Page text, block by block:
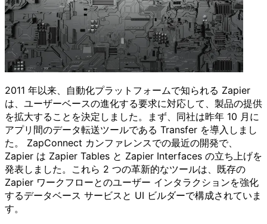
2011 年以来、自動化プラットフォームで知られる Zapier
は、ユーザーベースの進化する要求に対応して、製品の提供
を拡大することを決定しました。まず、同社は昨年 10 月に
アプリ間のデータ転送ツールである Transfer を導入しまし
た。 ZapConnect カンファレンスでの最近の開発で、
Zapier は Zapier Tables と Zapier Interfaces の立ち上げを
発表しました。これら 2 つの革新的なツールは、既存の
Zapier ワークフローとのユーザー インタラクションを強化
するデータベース サービスと UI ビルダーで構成されていま
す。